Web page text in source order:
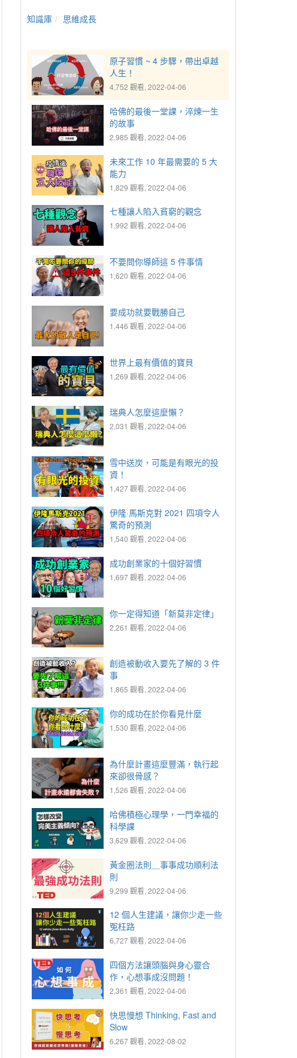
知識庫 思維成長
原子習慣 ~ 4 步驟，帶出卓越
人生！
4,752 觀看, 2022-04-06
哈佛的最後一堂課，淬煉一生
的故事
2,985 觀看, 2022-04-06
未來工作 10 年最需要的 5 大
能力
1,829 觀看, 2022-04-06
七種讓人陷入貧窮的觀念
1,992 觀看, 2022-04-06
不要問你導師這 5 件事情
1,620 觀看, 2022-04-06
要成功就要戰勝自己
1,446 觀看, 2022-04-06
世界上最有價值的寶貝
1,269 觀看, 2022-04-06
瑞典人怎麼這麼懶？
2,031 觀看, 2022-04-06
雪中送炭，可能是有眼光的投
資！
1,427 觀看, 2022-04-06
伊隆·馬斯克對 2021 四項令人
驚奇的預測
1,540 觀看, 2022-04-06
成功創業家的十個好習慣
1,697 觀看, 2022-04-06
你一定得知道「新莫非定律」
2,261 觀看, 2022-04-06
創造被動收入要先了解的 3 件
事
1,865 觀看, 2022-04-06
你的成功在於你看見什麼
1,530 觀看, 2022-04-06
為什麼計畫這麼豐滿，執行起
來卻很骨感？
1,526 觀看, 2022-04-06
哈佛積極心理學，一門幸福的
科學課
3,629 觀看, 2022-04-06
黃金圈法則＿事事成功順利法
則
9,299 觀看, 2022-04-06
12 個人生建議，讓你少走一些
冤枉路
6,727 觀看, 2022-04-06
四個方法讓頭腦與身心靈合
作，心想事成沒問題！
2,361 觀看, 2022-04-06
快思慢想 Thinking, Fast and
Slow
6,267 觀看, 2022-08-02